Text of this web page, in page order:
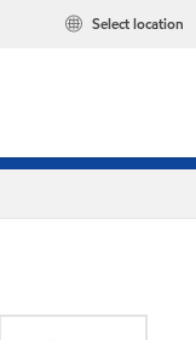
Select location